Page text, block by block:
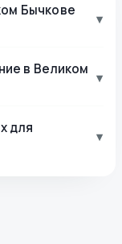
Бычкове
▾
в Великом
▾
для
▾